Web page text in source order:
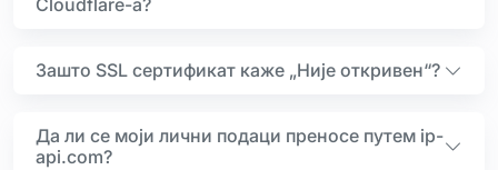
Cloudflare-а?
Зашто SSL сертификат каже „Није откривен“?
Да ли се моји лични подаци преносе путем ip-
api.com?